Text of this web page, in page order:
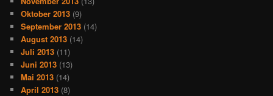
Oktober 2013 (9)
September 2013 (14)
August 2013 (14)
Juli 2013 (11)
Juni 2013 (13)
Mai 2013 (14)
April 2013 (8)